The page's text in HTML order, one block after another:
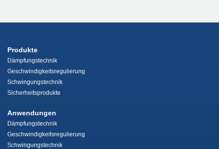
Produkte
Dämpfungstechnik
Geschwindigkeitsregulierung
Schwingungstechnik
Sicherheitsprodukte
Anwendungen
Dämpfungstechnik
Geschwindigkeitsregulierung
Schwingungstechnik